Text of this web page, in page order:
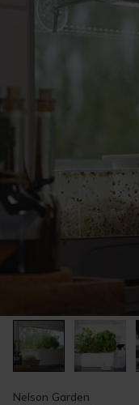
Nelson Garden